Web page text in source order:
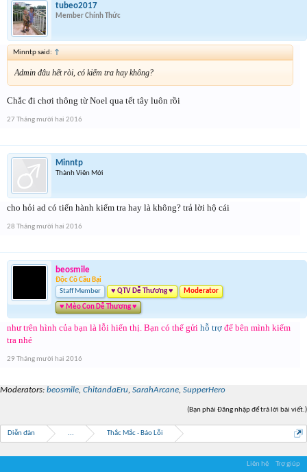
tubeo2017
Member Chính Thức
Minntp said: ↑
Admin đâu hết ròi, có kiểm tra hay không?
Chắc đi chơi thông từ Noel qua tết tây luôn rồi
27 Tháng mười hai 2016
Minntp
Thành Viên Mới
cho hỏi ad có tiến hành kiểm tra hay là không? trả lời hộ cái
28 Tháng mười hai 2016
beosmile
Độc Cô Cầu Bại
Staff Member
♥ QTV Dễ Thương ♥ Moderator
♥ Mèo Con Dễ Thương ♥
như trên hình của bạn là lỗi hiển thị. Bạn có thể gửi hỗ trợ để bên mình kiểm
tra nhé
29 Tháng mười hai 2016
Moderators: beosmile, ChitandaEru, SarahArcane, SupperHero
(Bạn phải Đăng nhập để trả lời bài viết.)
Diễn đàn ... Thắc Mắc - Báo Lỗi
Liên hệ Trợ giúp